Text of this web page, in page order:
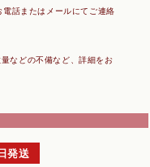
話またはメールにてご連絡
などの不備など、詳細をお
発送